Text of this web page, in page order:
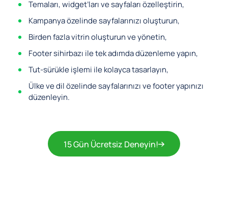
Temaları, widget’ları ve sayfaları özelleştirin,
Kampanya özelinde sayfalarınızı oluşturun,
Birden fazla vitrin oluşturun ve yönetin,
Footer sihirbazı ile tek adımda düzenleme yapın,
Tut-sürükle işlemi ile kolayca tasarlayın,
Ülke ve dil özelinde sayfalarınızı ve footer yapınızı
düzenleyin.
15 Gün Ücretsiz Deneyin!